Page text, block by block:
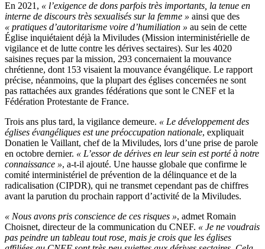
En 2021, « l’exigence de dons parfois très importants, la tenue en
interne de discours très sexualisés sur la femme » ainsi que des
« pratiques d’autoritarisme voire d’humiliation » au sein de cette
Église inquiétaient déjà la Miviludes (Mission interministérielle de
vigilance et de lutte contre les dérives sectaires). Sur les 4020
saisines reçues par la mission, 293 concernaient la mouvance
chrétienne, dont 153 visaient la mouvance évangélique. Le rapport
précise, néanmoins, que la plupart des églises concernées ne sont
pas rattachées aux grandes fédérations que sont le CNEF et la
Fédération Protestante de France.
Trois ans plus tard, la vigilance demeure. « Le développement des
églises évangéliques est une préoccupation nationale, expliquait
Donatien le Vaillant, chef de la Miviludes, lors d’une prise de parole
en octobre dernier. « L’essor de dérives en leur sein est porté à notre
connaissance », a-t-il ajouté. Une hausse globale que confirme le
comité interministériel de prévention de la délinquance et de la
radicalisation (CIPDR), qui ne transmet cependant pas de chiffres
avant la parution du prochain rapport d’activité de la Miviludes.
« Nous avons pris conscience de ces risques », admet Romain
Choisnet, directeur de la communication du CNEF. « Je ne voudrais
pas peindre un tableau tout rose, mais je crois que les églises